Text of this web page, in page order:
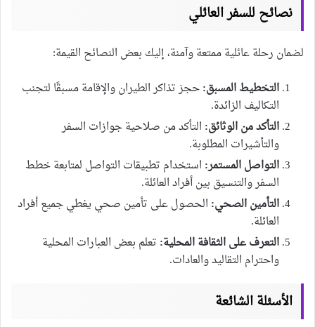
نصائح للسفر العائلي
لضمان رحلة عائلية ممتعة وآمنة، إليك بعض النصائح القيمة:
التخطيط المسبق:حجز تذاكر الطيران والإقامة مسبقًا لتجنب
التكاليف الزائدة.
التأكد من الوثائق: التأكد من صلاحية جوازات السفر
والتأشيرات المطلوبة.
التواصل المستمر: استخدام تطبيقات التواصل لمتابعة خطط
السفر والتنسيق بين أفراد العائلة.
التأمين الصحي: الحصول على تأمين صحي يغطي جميع أفراد
العائلة.
التعرف على الثقافة المحلية: تعلم بعض العبارات المحلية
واحترام التقاليد والعادات.
الأسئلة الشائعة